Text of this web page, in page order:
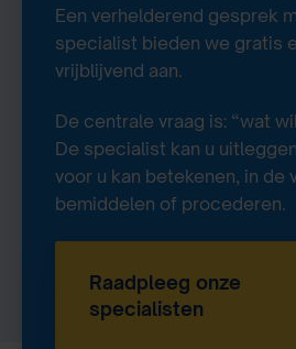
Een verhelderend gesprek
specialist bieden we gratis
vrijblijvend aan.
De centrale vraag is: “wat
De specialist kan u
voor u kan betekenen, in de
bemiddelen of procederen.
Raadpleeg onze
specialisten